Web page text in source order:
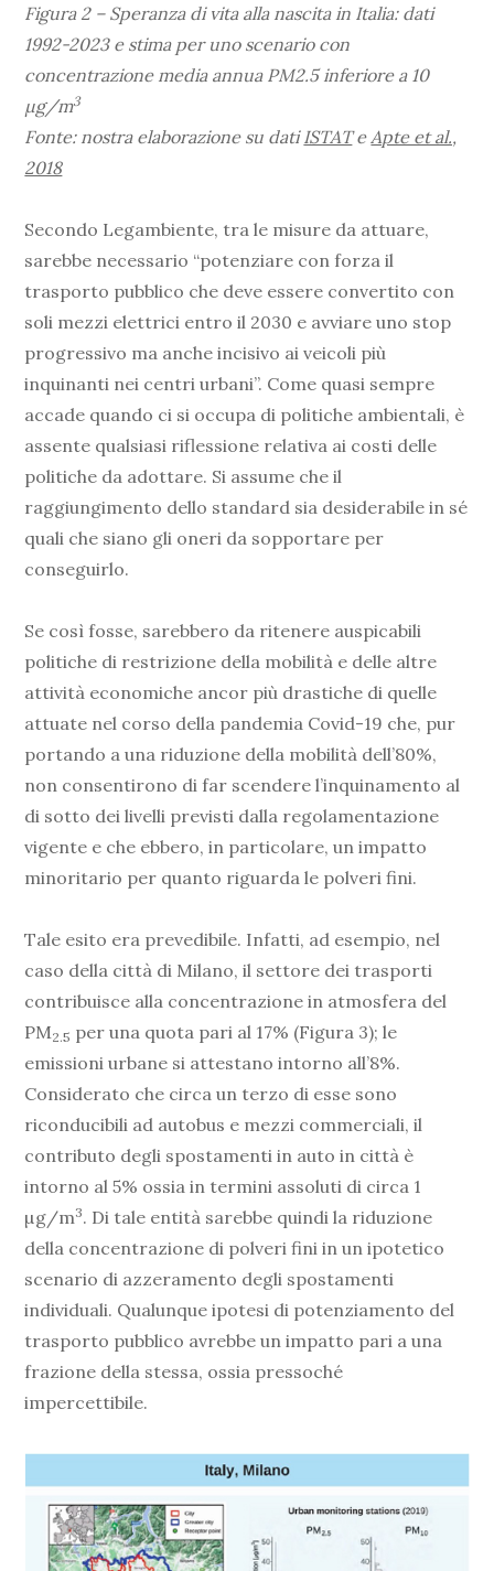
Figura 2 – Speranza di vita alla nascita in Italia: dati
1992-2023 e stima per uno scenario con
concentrazione media annua PM2.5 inferiore a 10
µg/m3
Fonte: nostra elaborazione su dati ISTATe Apte et al.,
2018
Secondo Legambiente, tra le misure da attuare,
sarebbe necessario “potenziare con forza il
trasporto pubblico che deve essere convertito con
soli mezzi elettrici entro il 2030 e avviare uno stop
progressivo ma anche incisivo ai veicoli più
inquinanti nei centri urbani”. Come quasi sempre
accade quando ci si occupa di politiche ambientali, è
assente qualsiasi riflessione relativa ai costi delle
politiche da adottare. Si assume che il
raggiungimento dello standard sia desiderabile in sé
quali che siano gli oneri da sopportare per
conseguirlo.
Se così fosse, sarebbero da ritenere auspicabili
politiche di restrizione della mobilità e delle altre
attività economiche ancor più drastiche di quelle
attuate nel corso della pandemia Covid-19 che, pur
portando a una riduzione della mobilità dell’80%,
non consentirono di far scendere l’inquinamento al
di sotto dei livelli previsti dalla regolamentazione
vigente e che ebbero, in particolare, un impatto
minoritario per quanto riguarda le polveri fini.
Tale esito era prevedibile. Infatti, ad esempio, nel
caso della città di Milano, il settore dei trasporti
contribuisce alla concentrazione in atmosfera del
PM2.5 per una quota pari al 17% (Figura 3); le
emissioni urbane si attestano intorno all’8%.
Considerato che circa un terzo di esse sono
riconducibili ad autobus e mezzi commerciali, il
contributo degli spostamenti in auto in città è
intorno al 5% ossia in termini assoluti di circa 1
µg/m3. Di tale entità sarebbe quindi la riduzione
della concentrazione di polveri fini in un ipotetico
scenario di azzeramento degli spostamenti
individuali. Qualunque ipotesi di potenziamento del
trasporto pubblico avrebbe un impatto pari a una
frazione della stessa, ossia pressoché
impercettibile.